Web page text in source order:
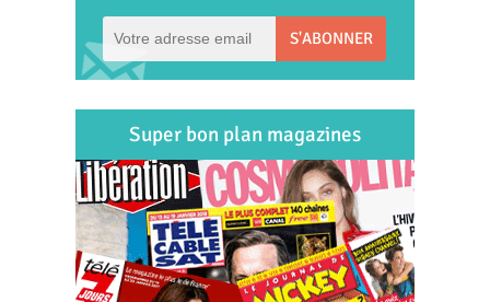
S'ABONNER
Super bon plan magazines